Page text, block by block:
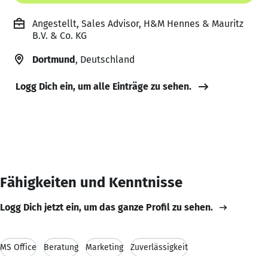
Angestellt, Sales Advisor, H&M Hennes & Mauritz
B.V. & Co. KG
Dortmund, Deutschland
Logg Dich ein, um alle Einträge zu sehen.
Fähigkeiten und Kenntnisse
Logg Dich jetzt ein, um das ganze Profil zu sehen.
MS Office Beratung Marketing Zuverlässigkeit